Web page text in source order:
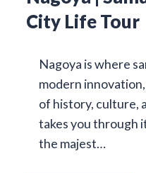
City Life Tour
Nagoya is where
modern
of history, culture,
takes you through
the majest…